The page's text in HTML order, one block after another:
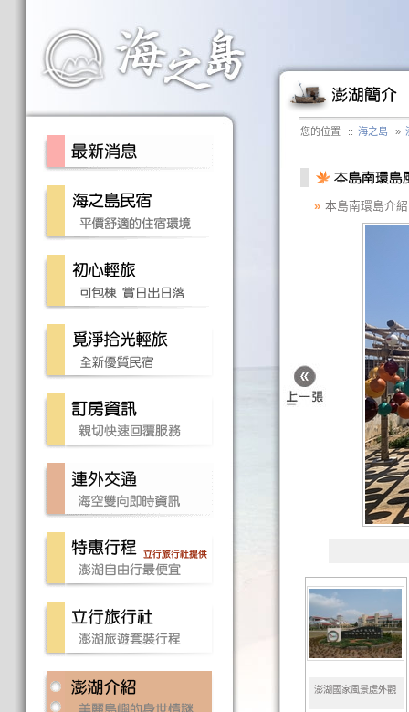
您的位置 :: 海之島 »
» 本島南環島介紹
澎湖國家風景處外觀